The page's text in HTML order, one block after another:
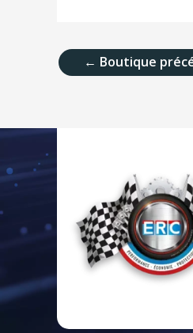
← Boutique